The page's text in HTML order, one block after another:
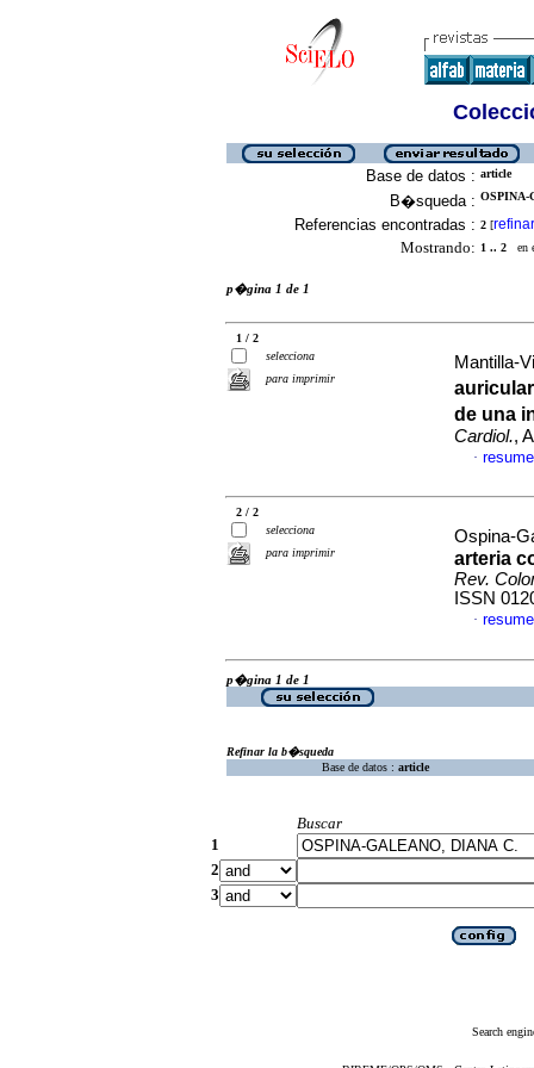
Base de datos : article
B�squeda : OSPINA-
Referencias encontradas : 2 [refinar
Mostrando: 1 .. 2 en
p�gina 1 de 1
1 / 2
selecciona
para imprimir
Mantilla-
de una
Cardiol.,
·
2 / 2
selecciona
para imprimir
Ospina-
arteria
Rev.
ISSN
·
p�gina 1 de 1
Refinar la b�squeda
Base de datos : article
Buscar
1
2
3
Search